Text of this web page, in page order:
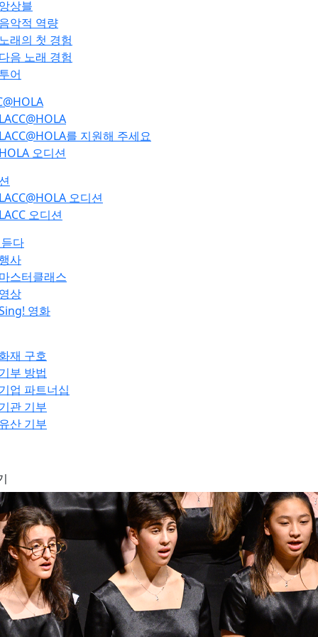
상블
악적 역량
래의 첫 경험
음 노래 경험
어
를 지원해 주세요
오디션
오디션
오디션
다
사
스터클래스
상
영화
재 구호
부 방법
업 파트너십
관 기부
산 기부